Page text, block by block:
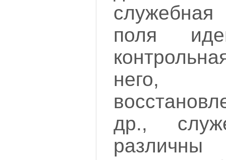
поля
него,
др.,